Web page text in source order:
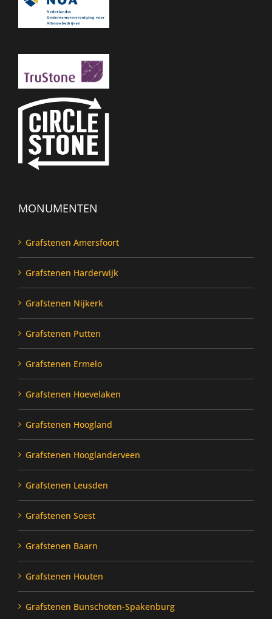
MONUMENTEN
Grafstenen Amersfoort
Grafstenen Harderwijk
Grafstenen Nijkerk
Grafstenen Putten
Grafstenen Ermelo
Grafstenen Hoevelaken
Grafstenen Hoogland
Grafstenen Hooglanderveen
Grafstenen Leusden
Grafstenen Soest
Grafstenen Baarn
Grafstenen Houten
Grafstenen Bunschoten-Spakenburg